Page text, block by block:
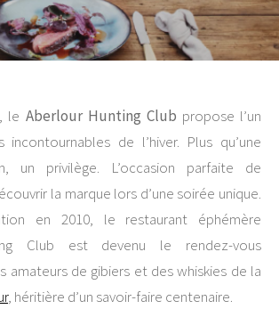
le Aberlour Hunting Club propose l’un
incontournables de l’hiver. Plus qu’une
un privilège. L’occasion parfaite de
la marque lors d’une soirée unique.
en 2010, le restaurant éphémère
Club est deve­nu le rendez-vous
amateurs de gibiers et des whiskies de la
, héritière d’un savoir-faire centenaire.